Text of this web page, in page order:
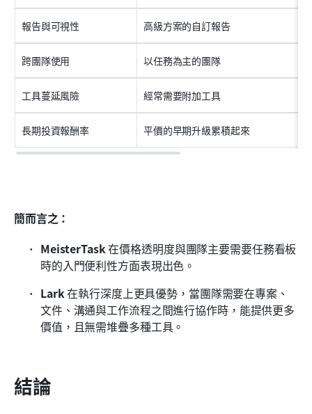
報告與可視性 高級方案的自訂報告
跨團隊使用 以任務為主的團隊
工具蔓延風險 經常需要附加工具
長期投資報酬率 平價的早期升級累積起來
簡而言之：
MeisterTask 在價格透明度與團隊主要需要任務看板
時的入門便利性方面表現出色。
Lark 在執行深度上更具優勢，當團隊需要在專案、
文件、溝通與工作流程之間進行協作時，能提供更多
價值，且無需堆疊多種工具。
結論